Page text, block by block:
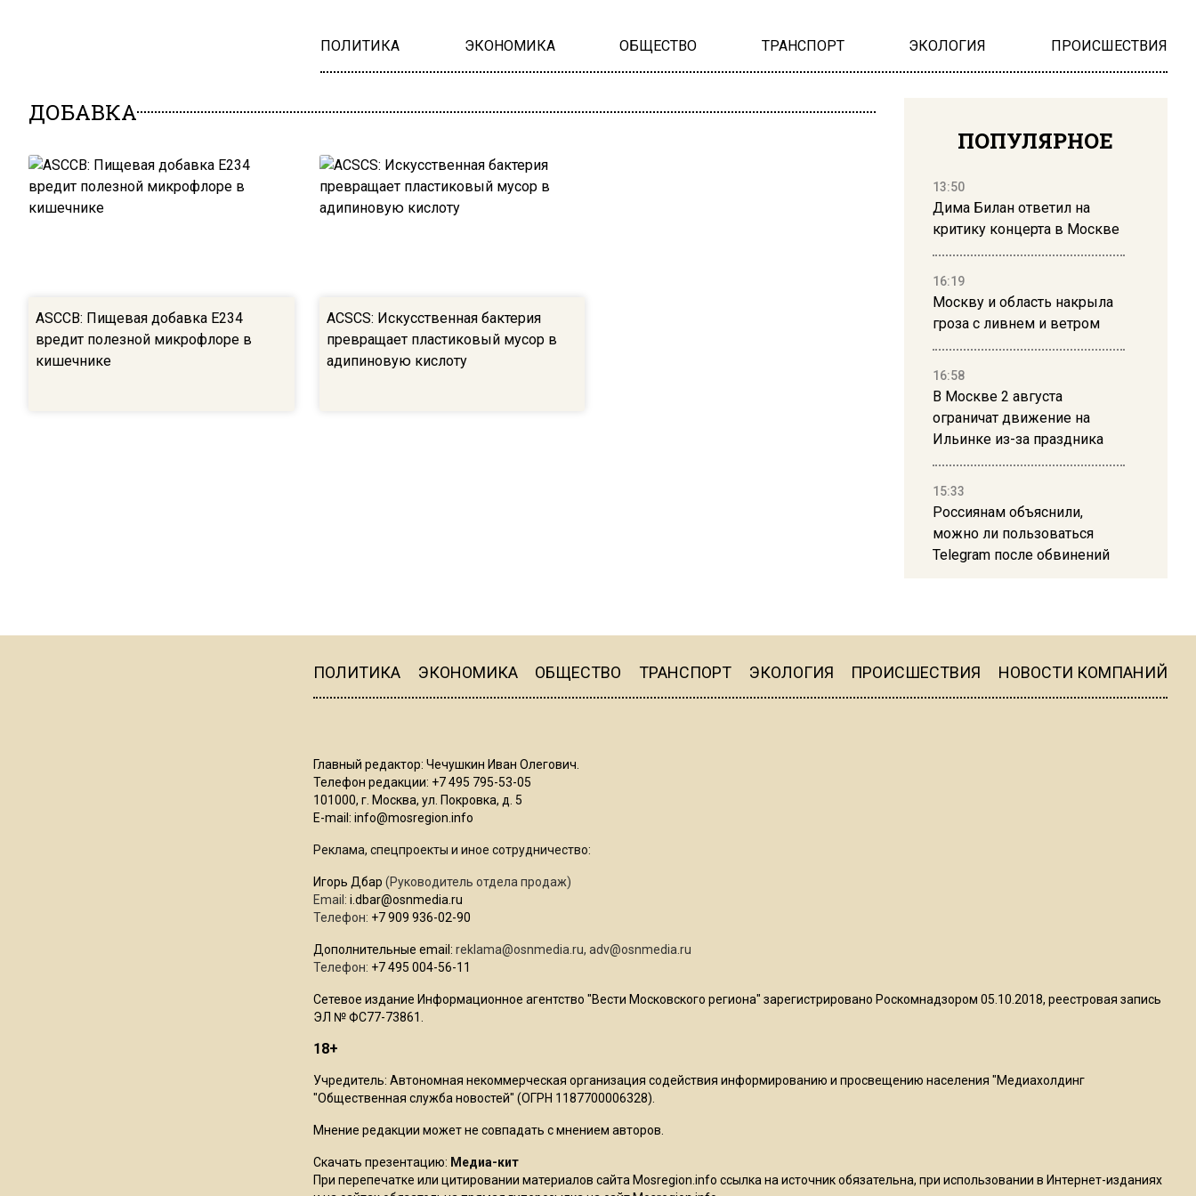
ПОЛИТИКА ЭКОНОМИКА ОБЩЕСТВО ТРАНСПОРТ ЭКОЛОГИЯ ПРОИСШЕСТВИЯ
ДОБАВКА
ASCCB: Пищевая добавка E234
вредит полезной микрофлоре в
кишечнике
ACSCS: Искусственная бактерия
превращает пластиковый мусор в
адипиновую кислоту
ПОПУЛЯРНОЕ
13:50
Дима Билан ответил на
критику концерта в Москве
16:19
Москву и область накрыла
гроза с ливнем и ветром
16:58
В Москве 2 августа
ограничат движение на
Ильинке из-за праздника
15:33
Россиянам объяснили,
можно ли пользоваться
Telegram после обвинений
литров дождя на
В Подмосковье прекратили
цехах
ПОЛИТИКА ЭКОНОМИКА ОБЩЕСТВО ТРАНСПОРТ ЭКОЛОГИЯ ПРОИСШЕСТВИЯ НОВОСТИ КОМПАНИЙ
Главный редактор: Чечушкин Иван Олегович.
Телефон редакции: +7 495 795-53-05
101000, г. Москва, ул. Покровка, д. 5
E-mail: info@mosregion.info
Реклама, спецпроекты и иное сотрудничество:
Игорь Дбар (Руководитель отдела продаж)
Email: i.dbar@osnmedia.ru
Телефон: +7 909 936-02-90
Дополнительные email: reklama@osnmedia.ru, adv@osnmedia.ru
Телефон: +7 495 004-56-11
Сетевое издание Информационное агентство "Вести Московского региона" зарегистрировано Роскомнадзором 05.10.2018, реестровая запись
ЭЛ № ФС77-73861.
18+
Учредитель: Автономная некоммерческая организация содействия информированию и просвещению населения "Медиахолдинг
"Общественная служба новостей" (ОГРН 1187700006328).
Мнение редакции может не совпадать с мнением авторов.
Скачать презентацию: Медиа-кит
При перепечатке или цитировании материалов сайта Mosregion.info ссылка на источник обязательна, при использовании в Интернет-изданиях